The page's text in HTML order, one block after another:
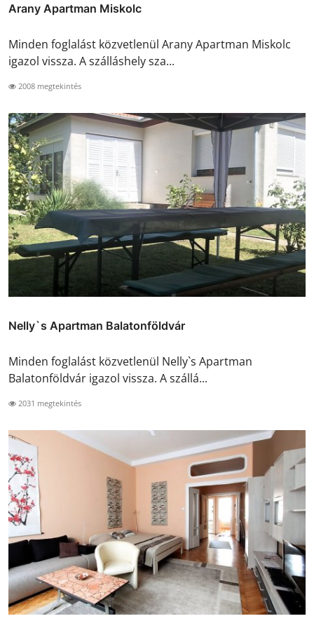
Arany Apartman Miskolc
Minden foglalást közvetlenül Arany Apartman Miskolc
igazol vissza. A szálláshely sza...
2008 megtekintés
Nelly`s Apartman Balatonföldvár
Minden foglalást közvetlenül Nelly`s Apartman
Balatonföldvár igazol vissza. A szállá...
2031 megtekintés